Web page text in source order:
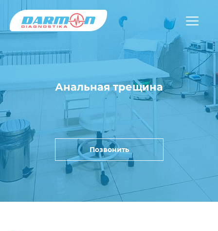
Анальная трещина
Позвонить